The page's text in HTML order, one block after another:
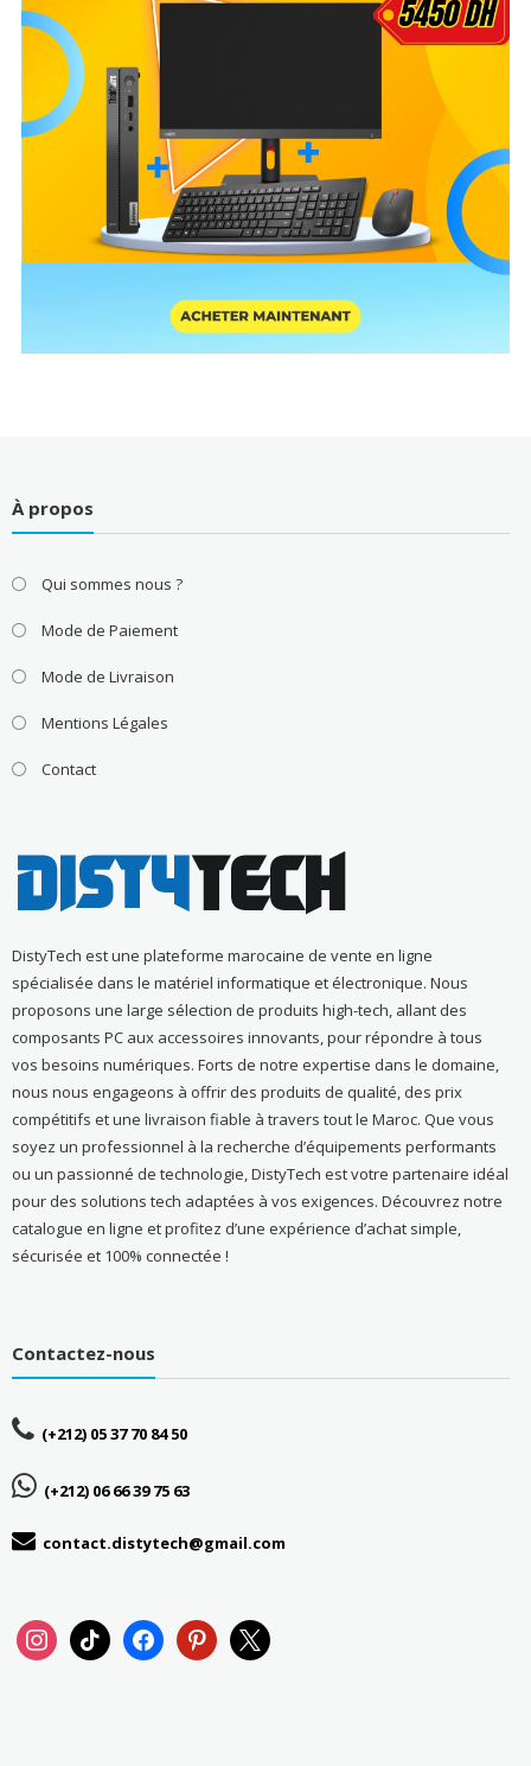
À propos
Qui sommes nous ?
Mode de Paiement
Mode de Livraison
Mentions Légales
Contact
DistyTech est une plateforme marocaine de vente en ligne
spécialisée dans le matériel informatique et électronique. Nous
proposons une large sélection de produits high-tech, allant des
composants PC aux accessoires innovants, pour répondre à tous
vos besoins numériques. Forts de notre expertise dans le domaine,
nous nous engageons à offrir des produits de qualité, des prix
compétitifs et une livraison fiable à travers tout le Maroc. Que vous
soyez un professionnel à la recherche d’équipements performants
ou un passionné de technologie, DistyTech est votre partenaire idéal
pour des solutions tech adaptées à vos exigences. Découvrez notre
catalogue en ligne et profitez d’une expérience d’achat simple,
sécurisée et 100% connectée !
Contactez-nous
(+212) 05 37 70 84 50
(+212) 06 66 39 75 63
contact.distytech@gmail.com
instagramtiktok facebookpinterest
x